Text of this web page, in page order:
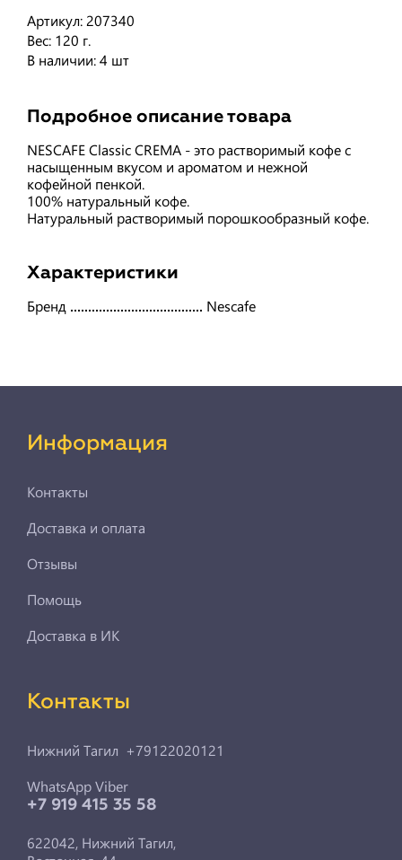
Артикул: 207340
Вес: 120 г.
В наличии: 4 шт
Подробное описание товара
NESCAFE Classic CREMA - это растворимый кофе с
насыщенным вкусом и ароматом и нежной
кофейной пенкой.
100% натуральный кофе.
Натуральный растворимый порошкообразный кофе.
Характеристики
Бренд Nescafe
Информация
Контакты
Доставка и оплата
Отзывы
Помощь
Доставка в ИК
Контакты
Нижний Тагил +79122020121
WhatsApp Viber
+7 919 415 35 58
622042, Нижний Тагил,